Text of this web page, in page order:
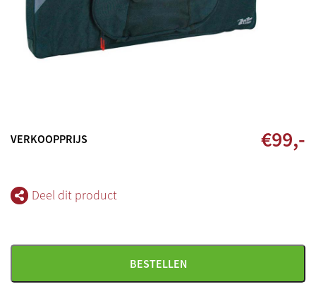
VERKOOPPRIJS €99,-
Deel dit product
BESTELLEN